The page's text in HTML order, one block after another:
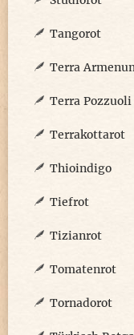
Tangorot
Terra
Terra Pozzuoli
Terrakottarot
Thioindigo
Tiefrot
Tizianrot
Tomatenrot
Tornadorot